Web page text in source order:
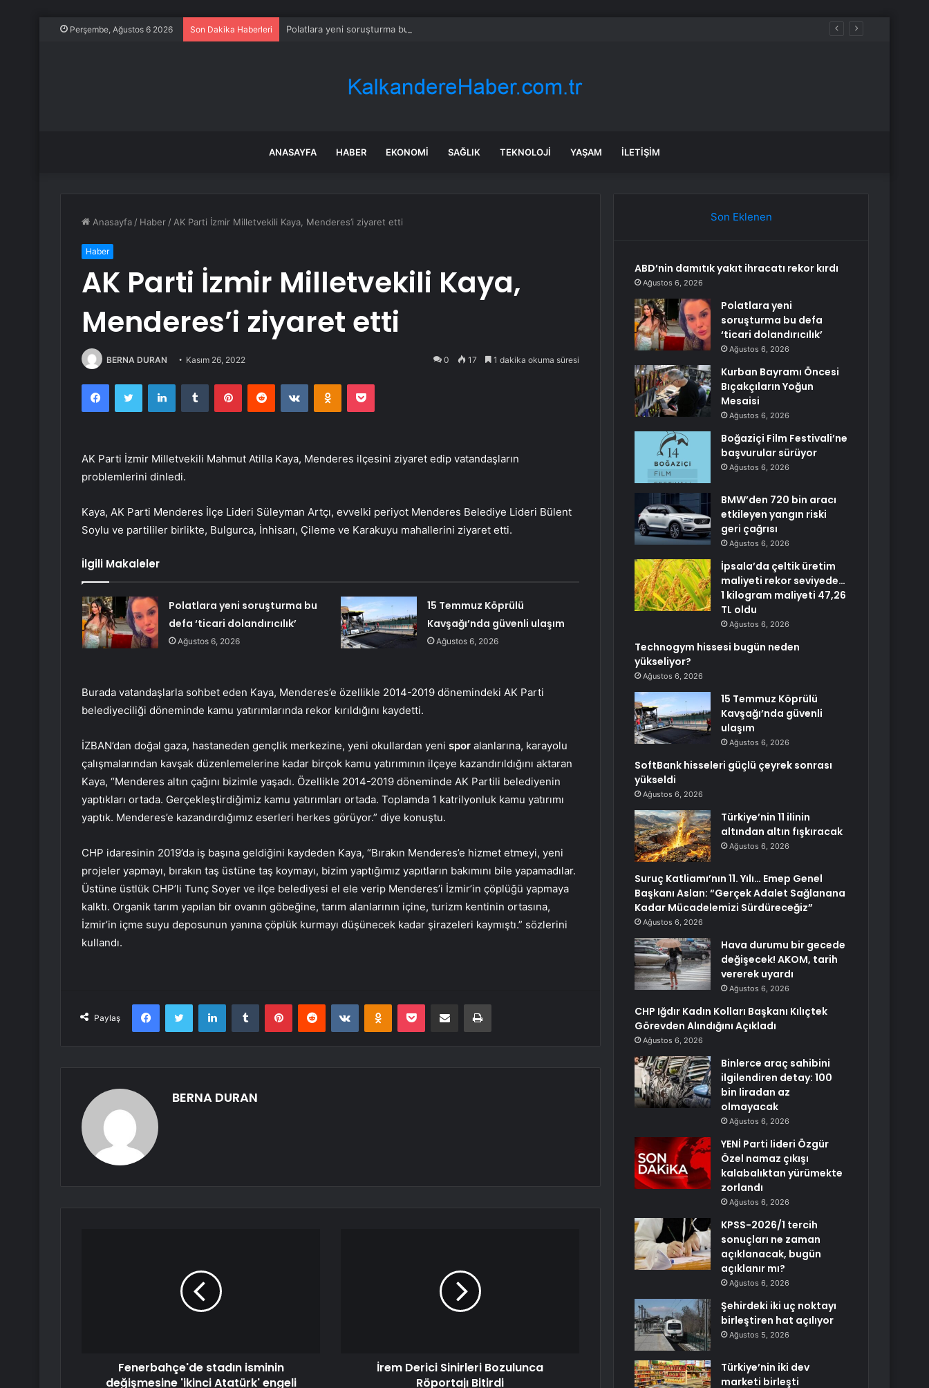
Perşembe, Ağustos 6 2026 Son Dakika Haberleri Polatlara yeni soruşturma bu defa ‘ticari dolandırıcılık’
ANASAYFA HABER EKONOMI SAĞLIK TEKNOLOJI YAŞAM İLETIŞIM
Anasayfa / Haber / AK Parti İzmir Milletvekili Kaya, Menderes’i ziyaret etti
Haber
AK Parti İzmir Milletvekili Kaya,
Menderes’i ziyaret etti
BERNA DURAN Kasım 26, 2022 0 17 1 dakika okuma süresi
FacebookTwitter LinkedInTumblr PinterestReddit VKontakteOdnoklassniki
Pocket
AK Parti İzmir Milletvekili Mahmut Atilla Kaya, Menderes ilçesini ziyaret edip vatandaşların
problemlerini dinledi.
Kaya, AK Parti Menderes İlçe Lideri Süleyman Artçı, evvelki periyot Menderes Belediye Lideri Bülent
Soylu ve partililer birlikte, Bulgurca, İnhisarı, Çileme ve Karakuyu mahallerini ziyaret etti.
İlgili Makaleler
Polatlara yeni soruşturma bu
defa ‘ticari dolandırıcılık’
Ağustos 6, 2026
15 Temmuz Köprülü
Kavşağı’nda güvenli ulaşım
Ağustos 6, 2026
Burada vatandaşlarla sohbet eden Kaya, Menderes’e özellikle 2014-2019 dönemindeki AK Parti
belediyeciliği döneminde kamu yatırımlarında rekor kırıldığını kaydetti.
İZBAN’dan doğal gaza, hastaneden gençlik merkezine, yeni okullardan yeni spor alanlarına, karayolu
çalışmalarından kavşak düzenlemelerine kadar birçok kamu yatırımının ilçeye kazandırıldığını aktaran
Kaya, “Menderes altın çağını bizimle yaşadı. Özellikle 2014-2019 döneminde AK Partili belediyenin
yaptıkları ortada. Gerçekleştirdiğimiz kamu yatırımları ortada. Toplamda 1 katrilyonluk kamu yatırımı
yaptık. Menderes’e kazandırdığımız eserleri herkes görüyor.” diye konuştu.
CHP idaresinin 2019’da iş başına geldiğini kaydeden Kaya, “Bırakın Menderes’e hizmet etmeyi, yeni
projeler yapmayı, bırakın taş üstüne taş koymayı, bizim yaptığımız yapıtların bakımını bile yapamadılar.
Üstüne üstlük CHP’li Tunç Soyer ve ilçe belediyesi el ele verip Menderes’i İzmir’in çöplüğü yapmaya
kalktı. Organik tarım yapılan bir ovanın göbeğine, tarım alanlarının içine, turizm kentinin ortasına,
İzmir’in içme suyu deposunun yanına çöplük kurmayı düşünecek kadar şirazeleri kaymıştı.” sözlerini
kullandı.
Paylaş
FacebookTwitter LinkedInTumblr PinterestReddit VKontakteOdnoklassniki
Pocket E-Posta ile paylaş Yazdır
BERNA DURAN
Fenerbahçe'de stadın isminin
değişmesine 'ikinci Atatürk' engeli
İrem Derici Sinirleri Bozulunca
Röportajı Bitirdi
Son Eklenen
ABD’nin damıtık yakıt ihracatı rekor kırdı
Ağustos 6, 2026
Polatlara yeni
soruşturma bu defa
‘ticari dolandırıcılık’
Ağustos 6, 2026
Kurban Bayramı Öncesi
Bıçakçıların Yoğun
Mesaisi
Ağustos 6, 2026
Boğaziçi Film Festivali’ne
başvurular sürüyor
Ağustos 6, 2026
BMW’den 720 bin aracı
etkileyen yangın riski
geri çağrısı
Ağustos 6, 2026
İpsala’da çeltik üretim
maliyeti rekor seviyede…
1 kilogram maliyeti 47,26
TL oldu
Ağustos 6, 2026
Technogym hissesi bugün neden
yükseliyor?
Ağustos 6, 2026
15 Temmuz Köprülü
Kavşağı’nda güvenli
ulaşım
Ağustos 6, 2026
SoftBank hisseleri güçlü çeyrek sonrası
yükseldi
Ağustos 6, 2026
Türkiye’nin 11 ilinin
altından altın fışkıracak
Ağustos 6, 2026
Suruç Katliamı’nın 11. Yılı… Emep Genel
Başkanı Aslan: “Gerçek Adalet Sağlanana
Kadar Mücadelemizi Sürdüreceğiz”
Ağustos 6, 2026
Hava durumu bir gecede
değişecek! AKOM, tarih
vererek uyardı
Ağustos 6, 2026
CHP Iğdır Kadın Kolları Başkanı Kılıçtek
Görevden Alındığını Açıkladı
Ağustos 6, 2026
Binlerce araç sahibini
ilgilendiren detay: 100
bin liradan az
olmayacak
Ağustos 6, 2026
YENİ Parti lideri Özgür
Özel namaz çıkışı
kalabalıktan yürümekte
zorlandı
Ağustos 6, 2026
KPSS-2026/1 tercih
sonuçları ne zaman
açıklanacak, bugün
açıklanır mı?
Ağustos 6, 2026
Şehirdeki iki uç noktayı
birleştiren hat açılıyor
Ağustos 5, 2026
Türkiye’nin iki dev
marketi birleşti